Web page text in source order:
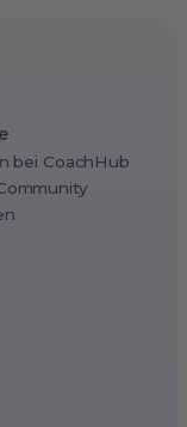
bei CoachHub